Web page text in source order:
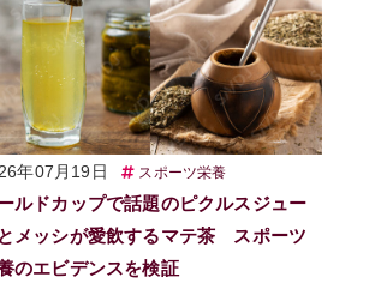
年07月19日 スポーツ栄養
ルドカップで話題のピクルスジュー
メッシが愛飲するマテ茶 スポーツ
のエビデンスを検証